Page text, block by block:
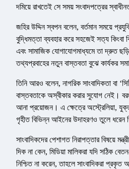
দমিয়ে রাখতেই সে সময় সংবাদপত্রের
জহির উদ্দিন স্বপন বলেন, বর্তমান সময়ে
বুদ্ধিমত্তা ব্যবহার করে সহজেই সত্য কিংবা
এবং সামাজিক যোগাযোগমাধ্যমে তা দ্রুত
তথ্যপ্রবাহের নতুন বাস্তবতা বুঝে কার্যকর
তিনি আরও বলেন, নাগরিক সাংবাদিকতা বা
বাস্তবতাকে অস্বীকার করার সুযোগ নেই।
আনা প্রয়োজন। এ ক্ষেত্রে অস্ট্রেলিয়া,
গৃহীত বিভিন্ন আইনের উদাহরণও তুলে ধরেন
সাংবাদিকদের পেশাগত নিরাপত্তার বিষয়ে
দিক না কেন, মিডিয়া মালিকরা যদি সঠিক
নিশ্চিত না করেন, তাহলে সাংবাদিকরা প্রকৃত